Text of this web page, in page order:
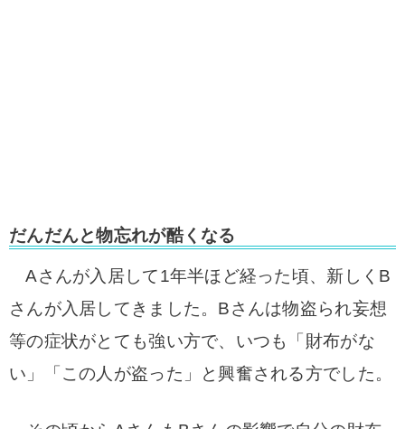
だんだんと物忘れが酷くなる
Aさんが入居して1年半ほど経った頃、新しくB
さんが入居してきました。Bさんは物盗られ妄想
等の症状がとても強い方で、いつも「財布がな
い」「この人が盗った」と興奮される方でした。